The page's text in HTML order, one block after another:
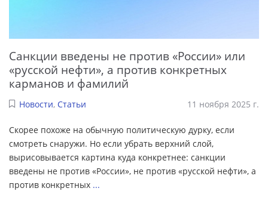
Санкции введены не против «России» или
«русской нефти», а против конкретных
карманов и фамилий
Новости, Статьи 11 ноября 2025 г.
Скорее похоже на обычную политическую дурку, если
смотреть снаружи. Но если убрать верхний слой,
вырисовывается картина куда конкретнее: санкции
введены не против «России», не против «русской нефти», а
против конкретных ...